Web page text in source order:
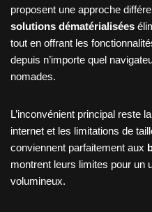
proposent une approche
solutions dématérialisées
tout en offrant les
depuis n’importe quel
nomades.
L’inconvénient principal reste
internet et les limitations de
conviennent parfaitement aux
montrent leurs limites pour un
volumineux.